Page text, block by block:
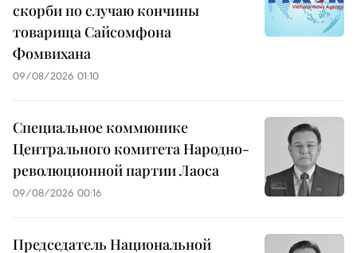
скорби по случаю кончины
товарища Сайсомфона
Фомвихана
09/08/2026 01:10
Специальное коммюнике
Центрального комитета Народно-
революционной партии Лаоса
09/08/2026 00:16
Председатель Национальной